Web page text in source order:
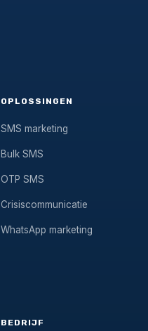
OPLOSSINGEN
SMS marketing
Bulk SMS
OTP SMS
Crisiscommunicatie
WhatsApp marketing
BEDRIJF